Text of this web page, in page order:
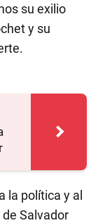
su exilio
y su
la política y al
Salvador